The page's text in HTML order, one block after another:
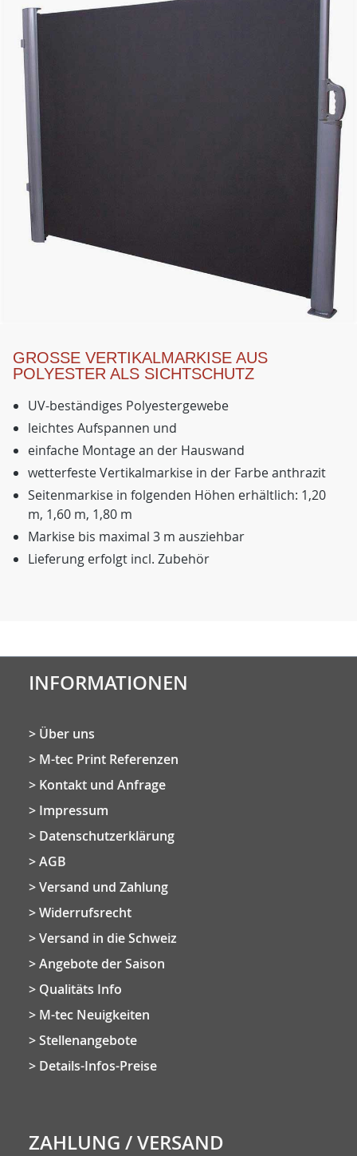
GROSSE VERTIKALMARKISE AUS P
OLYESTER ALS SICHTSCHUTZ
UV-beständiges Polyestergewebe
leichtes Aufspannen und
einfache Montage an der Hauswand
wetterfeste Vertikalmarkise in der Farbe anthrazit
Seitenmarkise in folgenden Höhen erhältlich: 1,20
m, 1,60 m, 1,80 m
Markise bis maximal 3 m ausziehbar
Lieferung erfolgt incl. Zubehör
INFORMATIONEN
Über uns
M-tec Print Referenzen
Kontakt und Anfrage
Impressum
Datenschutzerklärung
AGB
Versand und Zahlung
Widerrufsrecht
Versand in die Schweiz
Angebote der Saison
Qualitäts Info
M-tec Neuigkeiten
Stellenangebote
Details-Infos-Preise
ZAHLUNG / VERSAND